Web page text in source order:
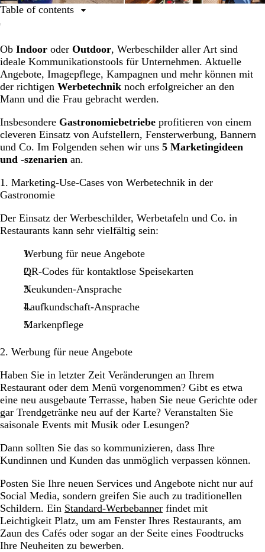
Ob Indoor oder Outdoor, Werbeschilder aller Art sind
ideale Kommunikationstools für Unternehmen. Aktuelle
Angebote, Imagepflege, Kampagnen und mehr können mit
der richtigen Werbetechnik noch erfolgreicher an den
Mann und die Frau gebracht werden.
Insbesondere Gastronomiebetriebe profitieren von einem
cleveren Einsatz von Aufstellern, Fensterwerbung, Bannern
und Co. Im Folgenden sehen wir uns 5 Marketingideen
und -szenarien an.
1. Marketing-Use-Cases von Werbetechnik in der
Gastronomie
Der Einsatz der Werbeschilder, Werbetafeln und Co. in
Restaurants kann sehr vielfältig sein:
Werbung für neue Angebote
QR-Codes für kontaktlose Speisekarten
Neukunden-Ansprache
Laufkundschaft-Ansprache
Markenpflege
2. Werbung für neue Angebote
Haben Sie in letzter Zeit Veränderungen an Ihrem
Restaurant oder dem Menü vorgenommen? Gibt es etwa
eine neu ausgebaute Terrasse, haben Sie neue Gerichte oder
gar Trendgetränke neu auf der Karte? Veranstalten Sie
saisonale Events mit Musik oder Lesungen?
Dann sollten Sie das so kommunizieren, dass Ihre
Kundinnen und Kunden das unmöglich verpassen können.
Posten Sie Ihre neuen Services und Angebote nicht nur auf
Social Media, sondern greifen Sie auch zu traditionellen
Schildern. Ein Standard-Werbebanner findet mit
Leichtigkeit Platz, um am Fenster Ihres Restaurants, am
Zaun des Cafés oder sogar an der Seite eines Foodtrucks
Ihre Neuheiten zu bewerben.
Table of contents
Gastronomie
Werbung für neue Angebote
QR-Codes für kontaktlose Speisekarten
Neukunden-Ansprache
Laufkundschaft-Ansprache
Markenpflege